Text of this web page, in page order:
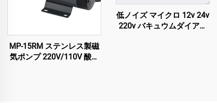
MP-15RM ステンレス製磁
気ポンプ 220V/110V 酸化
低ノイズ マイクロ 12v 24v
220v バキュウムダイアフ